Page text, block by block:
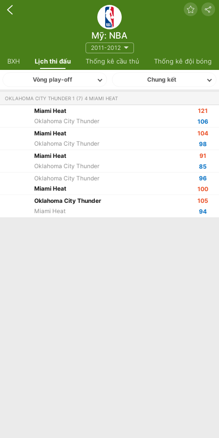
Mỹ: NBA
2011-2012
BXH Lịch thi đấu Thống kê cầu thủ Thống kê đội bóng
Vòng play-off Chung kết
OKLAHOMA CITY THUNDER 1 (7) 4 MIAMI HEAT
Miami Heat
Oklahoma City Thunder
121
106
Miami Heat
Oklahoma City Thunder
104
98
Miami Heat
Oklahoma City Thunder
91
85
Oklahoma City Thunder
Miami Heat
96
100
Oklahoma City Thunder
Miami Heat
105
94